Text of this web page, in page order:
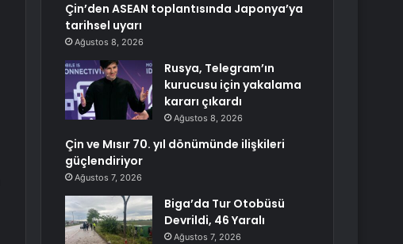
Çin’den ASEAN toplantısında Japonya’ya
tarihsel uyarı
Ağustos 8, 2026
Rusya, Telegram’ın
kurucusu için yakalama
kararı çıkardı
Ağustos 8, 2026
Çin ve Mısır 70. yıl dönümünde ilişkileri
güçlendiriyor
Ağustos 7, 2026
Biga’da Tur Otobüsü
Devrildi, 46 Yaralı
Ağustos 7, 2026